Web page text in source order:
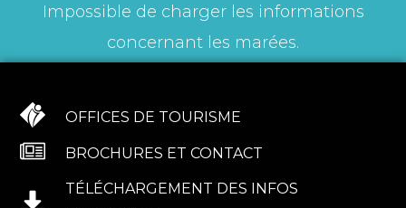
Impossible de charger les informations
concernant les marées.
OFFICES DE TOURISME
BROCHURES ET CONTACT
TÉLÉCHARGEMENT DES INFOS